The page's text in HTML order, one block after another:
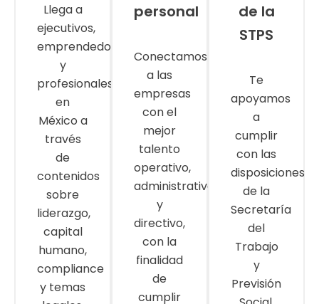
Llega a
ejecutivos,
emprendedores
y
profesionales
en
México a
través
de
contenidos
sobre
liderazgo,
capital
humano,
compliance
y temas
personal
Conectamos
a las
empresas
con el
mejor
talento
operativo,
administrativo
y
directivo,
con la
finalidad
de
cumplir
de la
STPS
Te
apoyamos
a
cumplir
con las
disposiciones
de la
Secretaría
del
Trabajo
y
Previsión